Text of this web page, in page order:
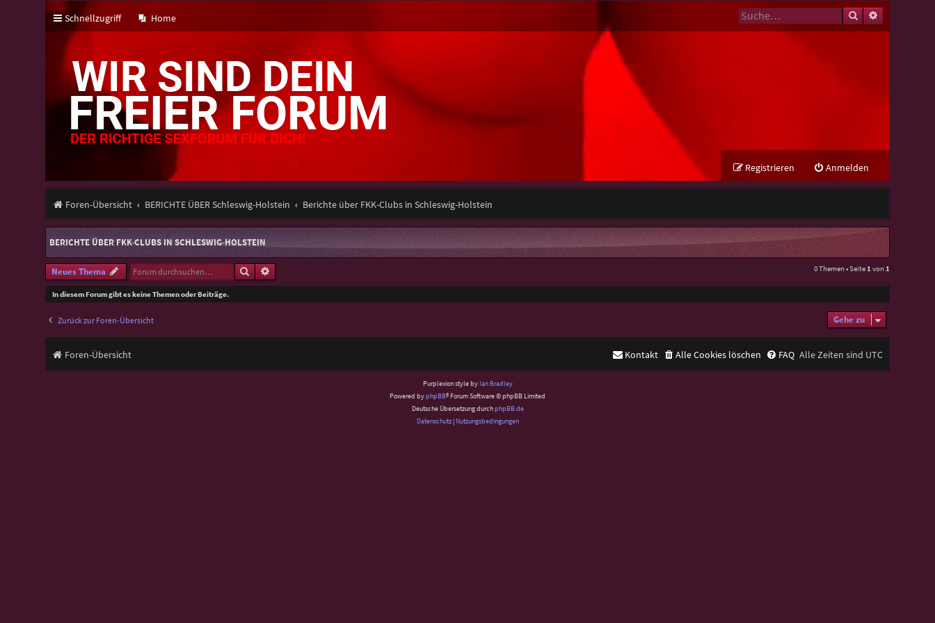
Schnellzugriff Home Suche
Anmelden
Registrieren
Foren-Übersicht BERICHTE ÜBER Schleswig-Holstein Berichte über FKK-Clubs in Schleswig-Holstein
BERICHTE ÜBER FKK-CLUBS IN SCHLESWIG-HOLSTEIN
Neues Thema SucheErweiterte Suche 0 Themen • Seite 1 von 1
In diesem Forum gibt es keine Themen oder Beiträge.
Zurück zur Foren-Übersicht Gehe zu
Foren-Übersicht Alle Zeiten sind UTC
FAQ
Alle Cookies löschen
Kontakt
Purplexion style by Ian Bradley
Powered byphpBB® Forum Software © phpBB Limited
Deutsche Übersetzung durchphpBB.de
Datenschutz| Nutzungsbedingungen